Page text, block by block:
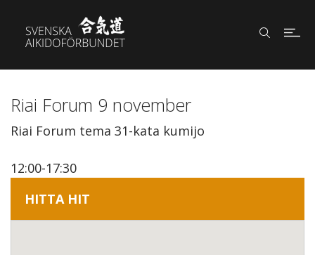
Riai Forum 9 november
Riai Forum tema 31-kata kumijo
12:00-17:30
HITTA HIT